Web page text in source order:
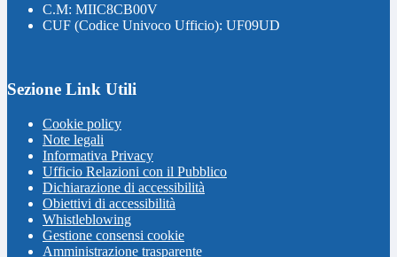
C.M: MIIC8CB00V
CUF (Codice Univoco Ufficio): UF09UD
Sezione Link Utili
Cookie policy
Note legali
Informativa Privacy
Ufficio Relazioni con il Pubblico
Dichiarazione di accessibilità
Obiettivi di accessibilità
Whistleblowing
Gestione consensi cookie
Amministrazione trasparente